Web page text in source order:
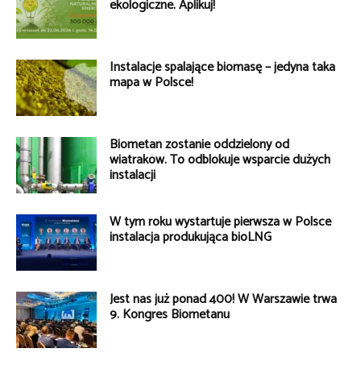
ekologiczne. Aplikuj!
Instalacje spalające biomasę – jedyna taka
mapa w Polsce!
Biometan zostanie oddzielony od
wiatraków. To odblokuje wsparcie dużych
instalacji
W tym roku wystartuje pierwsza w Polsce
instalacja produkująca bioLNG
Jest nas już ponad 400! W Warszawie trwa
9. Kongres Biometanu